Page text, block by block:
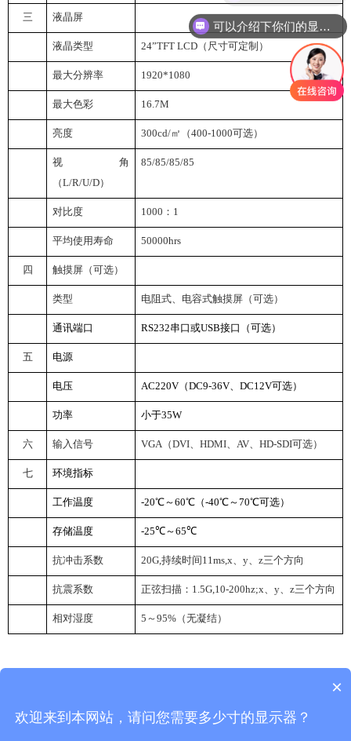
三 液晶屏
液晶类型 24”TFT LCD（尺寸可定制）
最大分辨率 1920*1080
最大色彩 16.7M
亮度 300cd/㎡（400-1000可选）
视角
（L/R/U/D）
85/85/85/85
对比度 1000 ：1
平均使用寿命 50000hrs
四 触摸屏（可选）
类型 电阻式、电容式触摸屏（可选）
通讯端口 RS232串口或USB接口（可选）
五 电源
电压 AC220V （DC9-36V、DC12V可选）
功率 小于35W
六 输入信号 VGA （DVI、HDMI、AV、HD-SDI可选）
七 环境指标
工作温度 -20℃～60℃（-40℃～70℃可选）
存储温度 -25℃～65℃
抗冲击系数 20G 持续时间11ms,x、y、z三个方向
抗震系数 正弦扫描： 1.5G ,10-200hz;x、y、z三个方向
相对湿度 5 ～95%（无凝结）
×
欢迎来到本网站，请问您需要多少寸的显示器？